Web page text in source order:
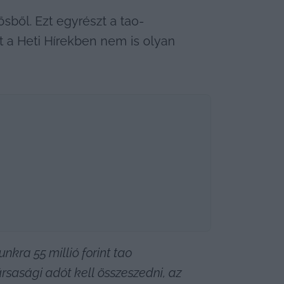
Ezt egyrészt a tao-
Heti Hírekben nem is olyan
55 millió forint tao
adót kell összeszedni, az